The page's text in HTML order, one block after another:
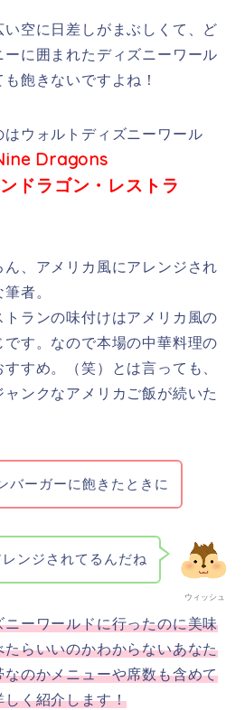
空に日差しがまぶしくて、ど
に囲まれたディズニーワール
飽きないですよね！
ウォルトディズニーワール
Dragons
ドラゴン・レストラ
、アメリカ風にアレンジされ
者。
ランの味付けはアメリカ風の
す。なので本場の中華料理の
すめ。（笑）とは言っても、
ンクなアメリカご飯が続いた
バーガーに飽きたときに
ウィッシュ
ンジされてるんだね
ーワールドに行ったのに美味
らいいのかわからないあなた
のかメニューや席数も含めて
く紹介します！